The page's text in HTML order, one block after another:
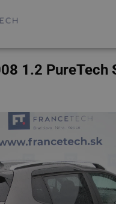
1.2 PureTech